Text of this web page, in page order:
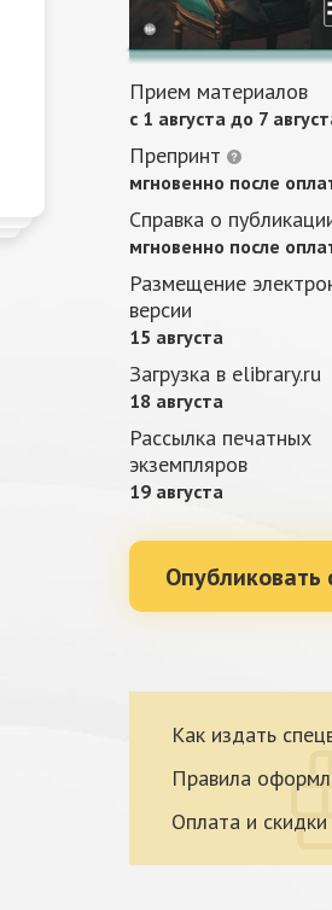
Прием материалов
c 1 августа до 7
Препринт
мгновенно после
Справка о
мгновенно после
Размещение
версии
15 августа
Загрузка в elibrary.ru
18 августа
Рассылка печатных
экземпляров
19 августа
Опубликовать
Как издать
Правила
Оплата и скидки